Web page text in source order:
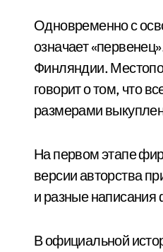
Одновременно с
означает
Финляндии.
говорит о том, что
размерами
На первом этапе
версии авторства
и разные
В официальной